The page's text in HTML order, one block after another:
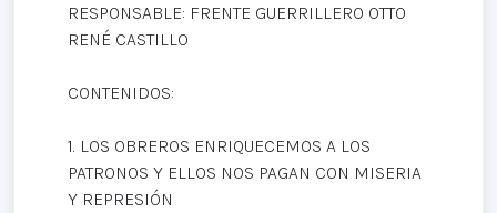
RESPONSABLE: FRENTE GUERRILLERO OTTO
RENÉ CASTILLO
CONTENIDOS:
1. LOS OBREROS ENRIQUECEMOS A LOS
PATRONOS Y ELLOS NOS PAGAN CON MISERIA
Y REPRESIÓN